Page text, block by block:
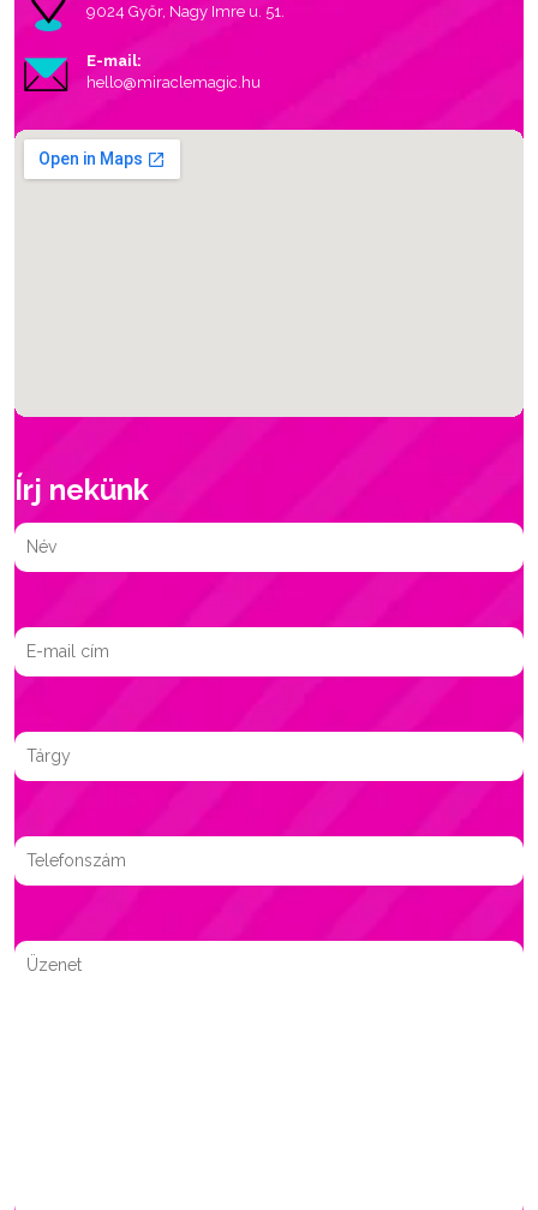
9024 Győr, Nagy Imre u. 51.
E-mail:
hello@miraclemagic.hu
Írj nekünk